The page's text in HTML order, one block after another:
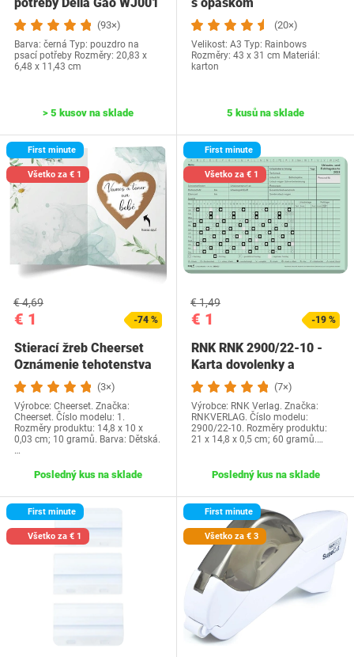
(93×)
Barva: černá Typ: pouzdro na
psací potřeby Rozměry: 20,83 x
6,48 x 11,43 cm
> 5 kusov na sklade
(20×)
Velikost: A3 Typ: Rainbows
Rozměry: 43 x 31 cm Materiál:
karton
5 kusů na sklade
First minute
Všetko za € 1
€ 1
€ 4,69
-74 %
Stierací žreb Cheerset
Oznámenie tehotenstva
Čakáme dieťa s…
(3×)
Výrobce: Cheerset. Značka:
Cheerset. Číslo modelu: 1.
Rozměry produktu: 14,8 x 10 x
0,03 cm; 10 gramů. Barva: Dětská.
…
Posledný kus na sklade
First minute
Všetko za € 1
€ 1
€ 1,49
-19 %
RNK RNK 2900/22-10 -
Karta dovolenky a
neprítomnosti 2022,…
(7×)
Výrobce: RNK Verlag. Značka:
RNKVERLAG. Číslo modelu:
2900/22-10. Rozměry produktu:
21 x 14,8 x 0,5 cm; 60 gramů.…
Posledný kus na sklade
First minute
Všetko za € 1
First minute
Všetko za € 3